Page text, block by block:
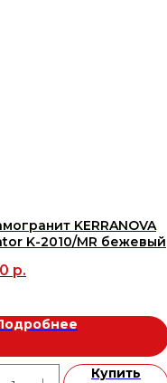
KERRANOVA
K-2010/MR бежевый
р.
Купить